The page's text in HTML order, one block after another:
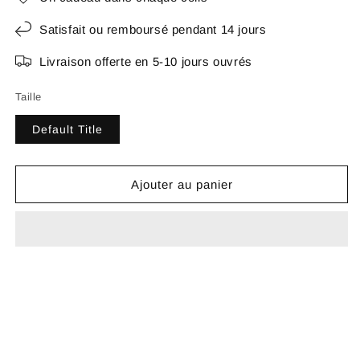
Satisfait ou remboursé pendant 14 jours
Livraison offerte en 5-10 jours ouvrés
Taille
Default Title
Ajouter au panier